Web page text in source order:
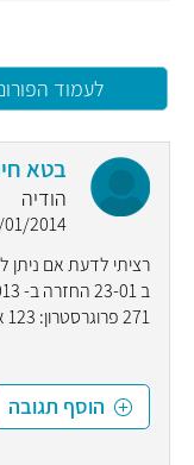
לעמוד
בטא
הודיה
2014 | 15:51
רציתי לדעת אם ניתן
271 פרוגרסטרון: 123 אסטריול: 2258 תודה ענקית
הוסף תגובה